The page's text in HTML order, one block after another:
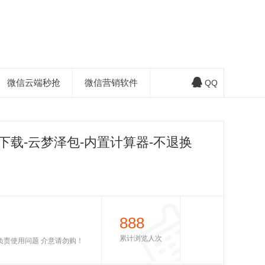
微信云端秒抢 微信营销软件 QQ
载-云梦泽包-内置计算器-不退换
使用问题 介意请勿购！
888
累计浏览人次